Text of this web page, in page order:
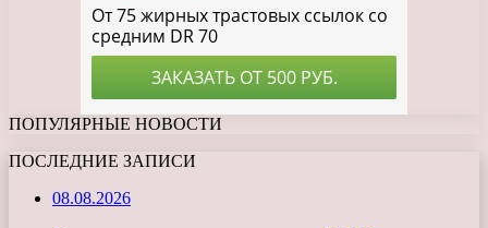
ПОПУЛЯРНЫЕ НОВОСТИ
ПОСЛЕДНИЕ ЗАПИСИ
08.08.2026